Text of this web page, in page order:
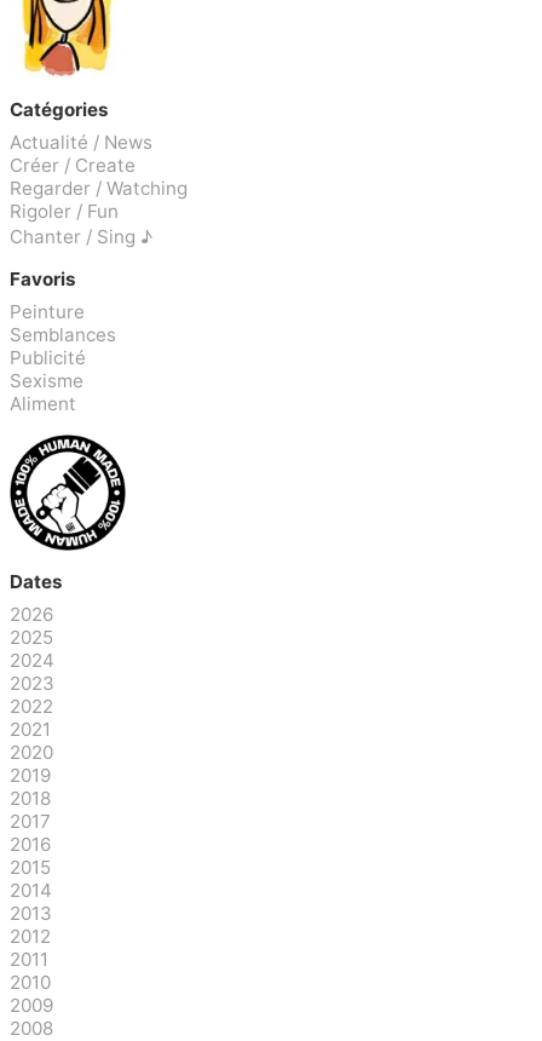
Catégories
Actualité / News
Créer / Create
Regarder / Watching
Rigoler / Fun
Chanter / Sing ♪
Favoris
Peinture
Semblances
Publicité
Sexisme
Aliment
Dates
2026
2025
2024
2023
2022
2021
2020
2019
2018
2017
2016
2015
2014
2013
2012
2011
2010
2009
2008